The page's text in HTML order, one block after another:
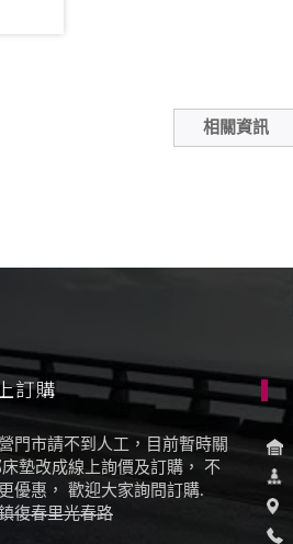
相關資訊
訂購
門市請不到人工，目前暫時關
墊改成線上詢價及訂購， 不
優惠， 歡迎大家詢問訂購.
復春里光春路